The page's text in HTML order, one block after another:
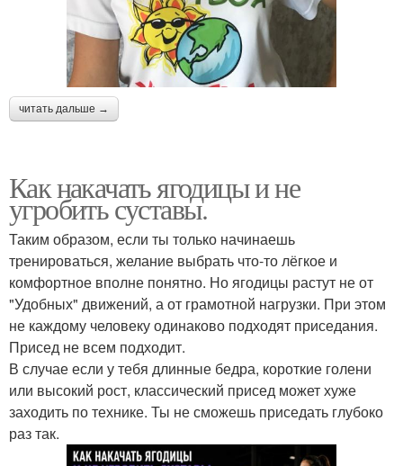
читать дальше →
Как накачать ягодицы и не
угробить суставы.
Таким образом, если ты только начинаешь
тренироваться, желание выбрать что-то лёгкое и
комфортное вполне понятно. Но ягодицы растут не от
"Удобных" движений, а от грамотной нагрузки. При этом
не каждому человеку одинаково подходят приседания.
Присед не всем подходит.
В случае если у тебя длинные бедра, короткие голени
или высокий рост, классический присед может хуже
заходить по технике. Ты не сможешь приседать глубоко
раз так.